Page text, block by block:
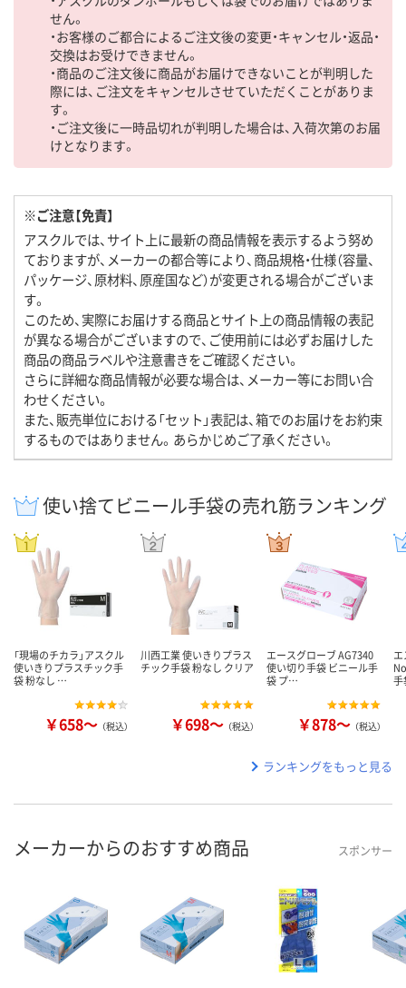
せん。
・お客様のご都合によるご注文後の変更・キャンセル・返品・
交換はお受けできません。
・商品のご注文後に商品がお届けできないことが判明した
際には、ご注文をキャンセルさせていただくことがありま
す。
・ご注文後に一時品切れが判明した場合は、入荷次第のお届
けとなります。
※ご注意【免責】
アスクルでは、サイト上に最新の商品情報を表示するよう努め
ておりますが、メーカーの都合等により、商品規格・仕様（容量、
パッケージ、原材料、原産国など）が変更される場合がございま
す。
このため、実際にお届けする商品とサイト上の商品情報の表記
が異なる場合がございますので、ご使用前には必ずお届けした
商品の商品ラベルや注意書きをご確認ください。
さらに詳細な商品情報が必要な場合は、メーカー等にお問い合
わせください。
また、販売単位における「セット」表記は、箱でのお届けをお約束
するものではありません。あらかじめご了承ください。
使い捨てビニール手袋の売れ筋ランキング
「現場のチカラ」アスクル
使いきりプラスチック手
袋 粉なし …
￥658～ （税込）
川西工業 使いきりプラス
チック手袋 粉なし クリア
￥698～ （税込）
エースグローブ AG7340
使い切り手袋 ビニール手
袋 プ…
￥878～ （税込）
ランキングをもっと見る
メーカーからのおすすめ商品 スポンサー